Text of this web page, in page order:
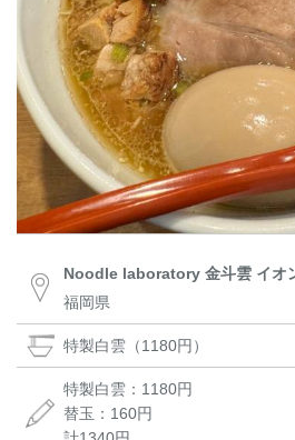
Noodle laboratory 金斗雲 イオ
福岡県
特製白雲（1180円）
特製白雲：1180円
替玉：160円